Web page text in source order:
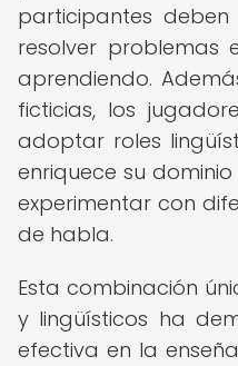
participantes
resolver problemas
aprendiendo.
ficticias, los
adoptar roles
enriquece su
experimentar con
de habla.
Esta combinación
y lingüísticos ha
efectiva en la